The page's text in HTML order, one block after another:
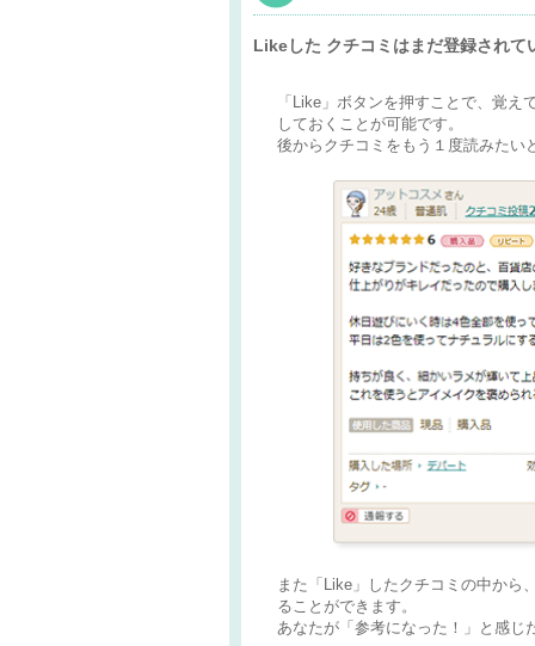
Likeした クチコミはまだ登録されて
「Like」ボタンを押すことで、覚
しておくことが可能です。
後からクチコミをもう１度読みたい
また「Like」したクチコミの中から
ることができます。
あなたが「参考になった！」と感じ